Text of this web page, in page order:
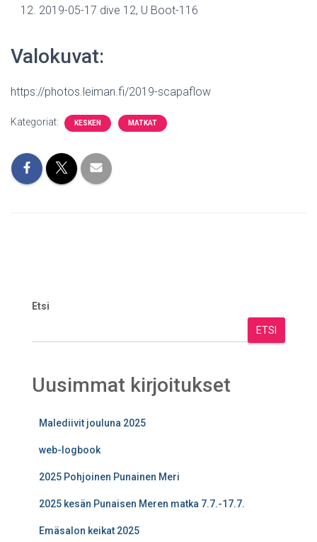
2019-05-17 dive 12, U Boot-116
Valokuvat:
https://photos.leiman.fi/2019-scapaflow
Kategoriat: KESKEN MATKAT
Etsi
ETSI
Uusimmat kirjoitukset
Malediivit jouluna 2025
web-logbook
2025 Pohjoinen Punainen Meri
2025 kesän Punaisen Meren matka 7.7.-17.7.
Emäsalon keikat 2025